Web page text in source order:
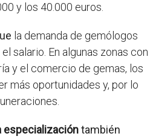
y los 40.000 euros.
la demanda de gemólogos
salario. En algunas zonas con
y el comercio de gemas, los
más oportunidades y, por lo
especializacióntambién